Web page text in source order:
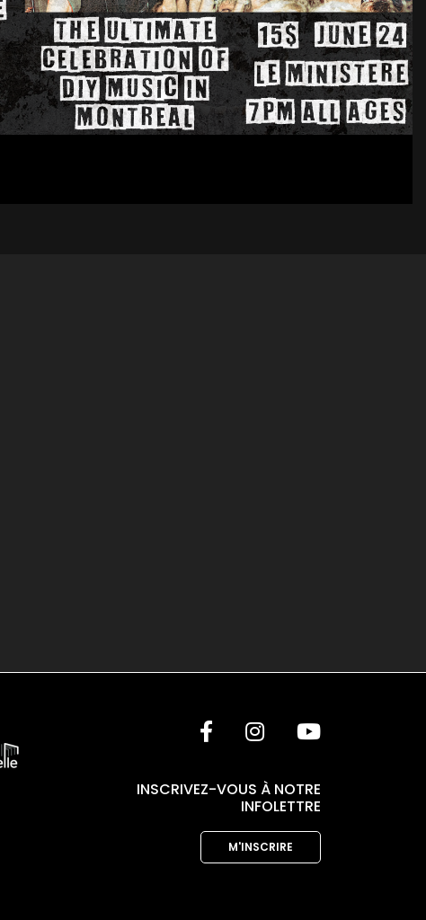
INSCRIVEZ-VOUS À NOTRE
INFOLETTRE
M'INSCRIRE